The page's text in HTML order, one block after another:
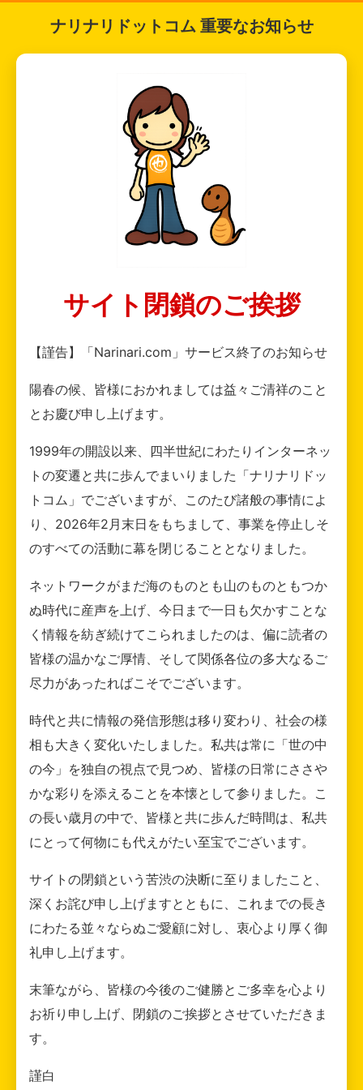
ナリナリドットコム 重要なお知らせ
サイト閉鎖のご挨拶
【謹告】「Narinari.com」サービス終了のお知らせ
陽春の候、皆様におかれましては益々ご清祥のこと
とお慶び申し上げます。
1999年の開設以来、四半世紀にわたりインターネッ
トの変遷と共に歩んでまいりました「ナリナリドッ
トコム」でございますが、このたび諸般の事情によ
り、2026年2月末日をもちまして、事業を停止しそ
のすべての活動に幕を閉じることとなりました。
ネットワークがまだ海のものとも山のものともつか
ぬ時代に産声を上げ、今日まで一日も欠かすことな
く情報を紡ぎ続けてこられましたのは、偏に読者の
皆様の温かなご厚情、そして関係各位の多大なるご
尽力があったればこそでございます。
時代と共に情報の発信形態は移り変わり、社会の様
相も大きく変化いたしました。私共は常に「世の中
の今」を独自の視点で見つめ、皆様の日常にささや
かな彩りを添えることを本懐として参りました。こ
の長い歳月の中で、皆様と共に歩んだ時間は、私共
にとって何物にも代えがたい至宝でございます。
サイトの閉鎖という苦渋の決断に至りましたこと、
深くお詫び申し上げますとともに、これまでの長き
にわたる並々ならぬご愛顧に対し、衷心より厚く御
礼申し上げます。
末筆ながら、皆様の今後のご健勝とご多幸を心より
お祈り申し上げ、閉鎖のご挨拶とさせていただきま
す。
謹白